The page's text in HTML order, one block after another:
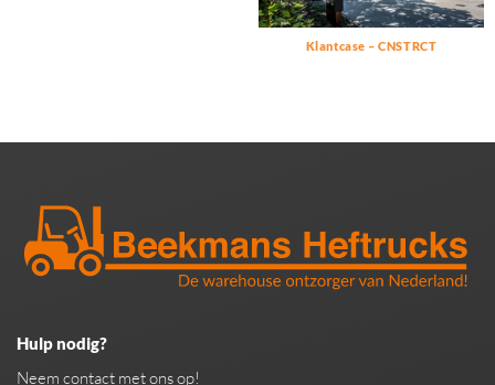
Klantcase – CNSTRCT
Hulp nodig?
Neem contact met ons op!